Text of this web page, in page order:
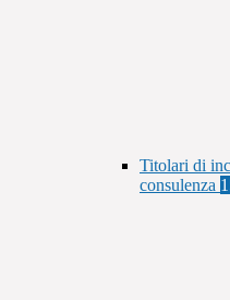
Titolari di
consulenza